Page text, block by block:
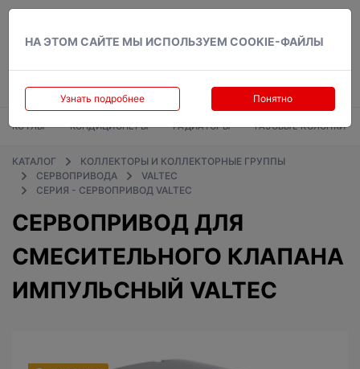
НА ЭТОМ САЙТЕ МЫ ИСПОЛЬЗУЕМ COOKIE-ФАЙЛЫ
Узнать подробнее Понятно
КОТЛЫ КОНДИЦИОНЕРЫ РАДИАТОРЫ ГАЗОВЫЕ КОЛОНКИ
КАТАЛОГ
КОЛЛЕКТОРЫ И КОЛЛЕКТОРНЫЕ ГРУППЫ
СЕРВОПРИВОДА
VALTEC
СЕРИЯ - СЕРВОПРИВОД VALTEC
СЕРВОПРИВОД ДЛЯ
СМЕСИТЕЛЬНОГО КЛАПАНА
ИМПУЛЬСНЫЙ VALTEC